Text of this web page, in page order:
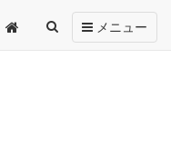
Toggle
navigation
メニュー